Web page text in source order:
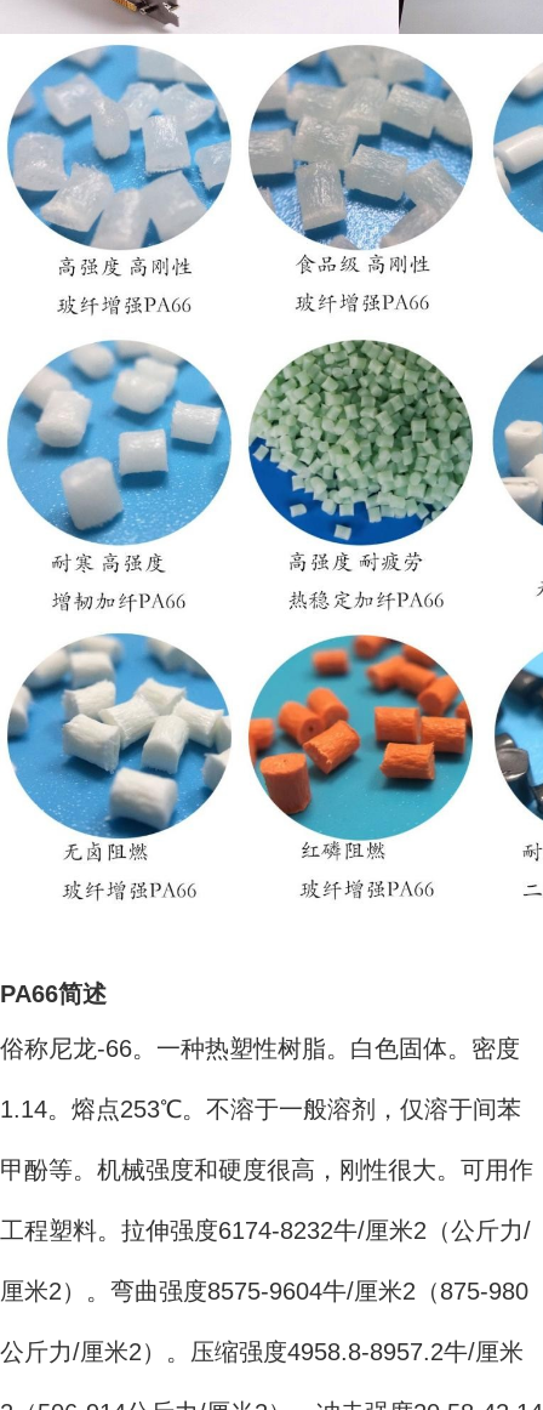
PA66简述
俗称尼龙-66。一种热塑性树脂。白色固体。密度
1.14。熔点253℃。不溶于一般溶剂，仅溶于间苯
甲酚等。机械强度和硬度很高，刚性很大。可用作
工程塑料。拉伸强度6174-8232牛/厘米2（公斤力/
厘米2）。弯曲强度8575-9604牛/厘米2（875-980
公斤力/厘米2）。压缩强度4958.8-8957.2牛/厘米